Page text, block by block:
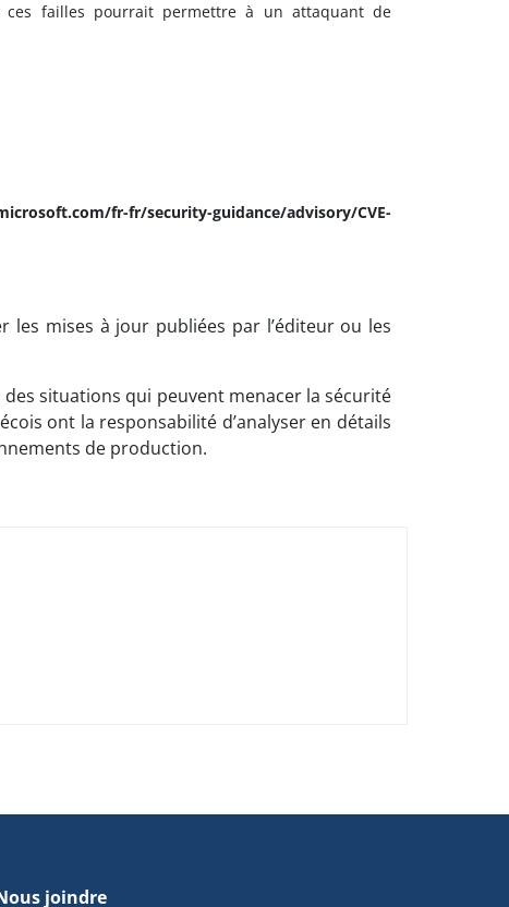
ces failles pourrait permettre à un attaquant de
fr-fr/security-guidance/advisory/CVE-
mises à jour publiées par l’éditeur ou les
des situations qui peuvent menacer la sécurité
ont la responsabilité d’analyser en détails
de production.
joindre